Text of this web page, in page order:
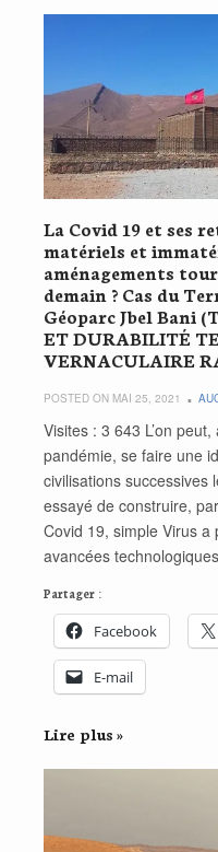
La Covid 19 et ses
matériels et
aménagements
demain ? Cas du
Géoparc Jbel Bani
ET DURABILITÉ
VERNACULAIRE
POSTED ON MAI 25, 2021
Visites : 3 643 L’on
pandémie, se faire une
civilisations successives
essayé de construire,
Covid 19, simple Virus
avancées
Partager :
Facebook
E-mail
Lire plus »